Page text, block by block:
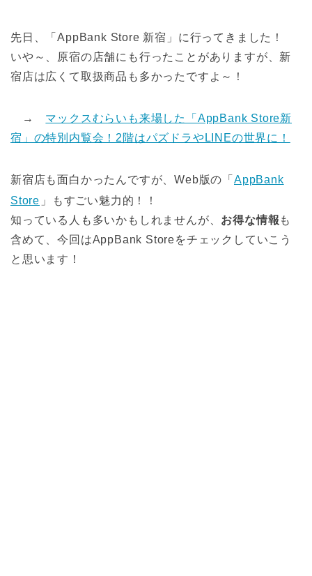
先日、「AppBank Store 新宿」に行ってきました！
いや～、原宿の店舗にも行ったことがありますが、新
宿店は広くて取扱商品も多かったですよ～！
→ マックスむらいも来場した「AppBank Store新
宿」の特別内覧会！2階はパズドラやLINEの世界に！
新宿店も面白かったんですが、Web版の「 AppBank
Store 」もすごい魅力的！！
知っている人も多いかもしれませんが、 お得な情報 も
含めて、今回はAppBank Storeをチェックしていこう
と思います！